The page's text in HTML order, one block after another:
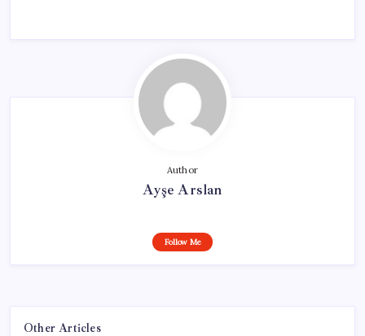
Author
Ayşe Arslan
Follow Me
Other Articles